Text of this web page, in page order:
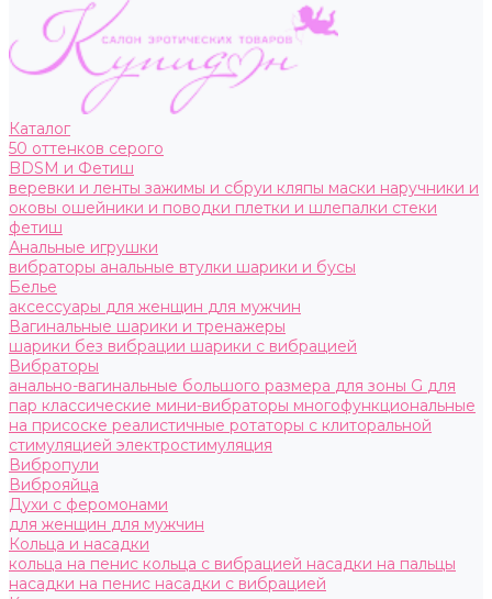
Каталог
50 оттенков серого
BDSM и Фетиш
веревки и ленты зажимы и сбруи кляпы маски наручники и
оковы ошейники и поводки плетки и шлепалки стеки
фетиш
Анальные игрушки
вибраторы анальные втулки шарики и бусы
Белье
аксессуары для женщин для мужчин
Вагинальные шарики и тренажеры
шарики без вибрации шарики с вибрацией
Вибраторы
анально-вагинальные большого размера для зоны G для
пар классические мини-вибраторы многофункциональные
на присоске реалистичные ротаторы с клиторальной
стимуляцией электростимуляция
Вибропули
Виброяйца
Духи с феромонами
для женщин для мужчин
Кольца и насадки
кольца на пенис кольца с вибрацией насадки на пальцы
насадки на пенис насадки с вибрацией